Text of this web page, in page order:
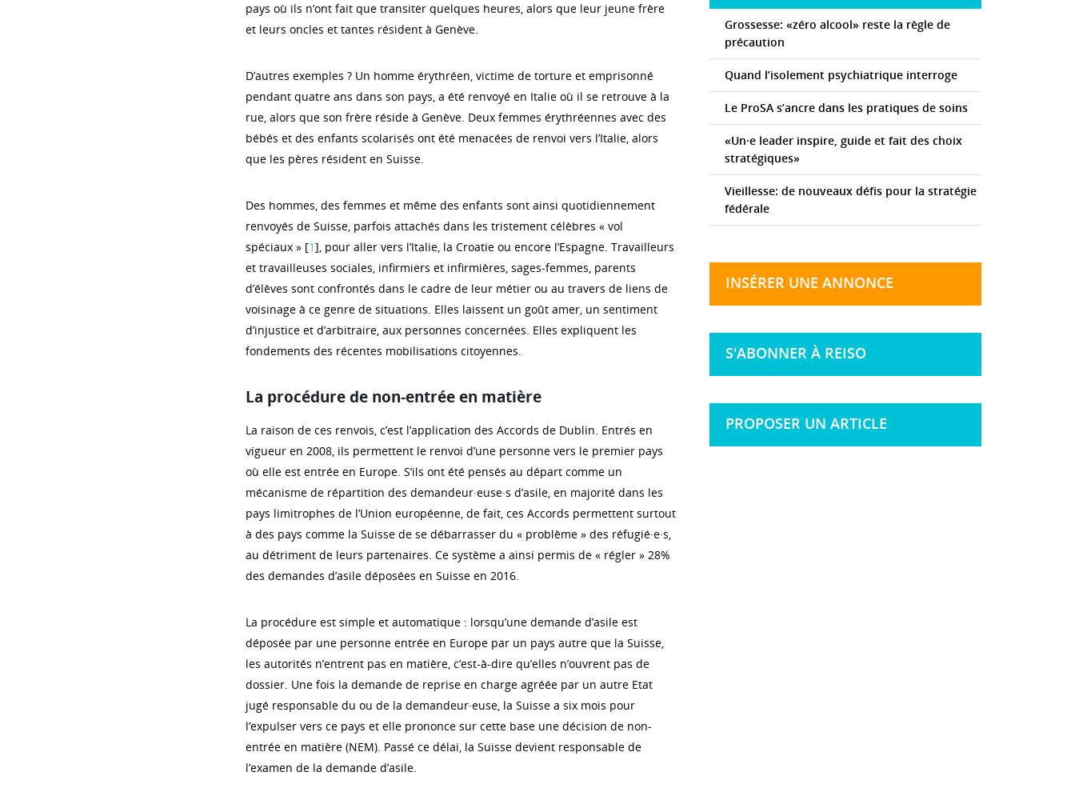
pays où ils n’ont fait que transiter quelques heures, alors que leur jeune frère
et leurs oncles et tantes résident à Genève.
D’autres exemples ? Un homme érythréen, victime de torture et emprisonné
pendant quatre ans dans son pays, a été renvoyé en Italie où il se retrouve à la
rue, alors que son frère réside à Genève. Deux femmes érythréennes avec des
bébés et des enfants scolarisés ont été menacées de renvoi vers l’Italie, alors
que les pères résident en Suisse.
Des hommes, des femmes et même des enfants sont ainsi quotidiennement
renvoyés de Suisse, parfois attachés dans les tristement célèbres « vol
spéciaux » [1], pour aller vers l’Italie, la Croatie ou encore l’Espagne. Travailleurs
et travailleuses sociales, infirmiers et infirmières, sages-femmes, parents
d’élèves sont confrontés dans le cadre de leur métier ou au travers de liens de
voisinage à ce genre de situations. Elles laissent un goût amer, un sentiment
d’injustice et d’arbitraire, aux personnes concernées. Elles expliquent les
fondements des récentes mobilisations citoyennes.
La procédure de non-entrée en matière
La raison de ces renvois, c’est l’application des Accords de Dublin. Entrés en
vigueur en 2008, ils permettent le renvoi d’une personne vers le premier pays
où elle est entrée en Europe. S’ils ont été pensés au départ comme un
mécanisme de répartition des demandeur·euse·s d’asile, en majorité dans les
pays limitrophes de l’Union européenne, de fait, ces Accords permettent surtout
à des pays comme la Suisse de se débarrasser du « problème » des réfugié·e·s,
au détriment de leurs partenaires. Ce système a ainsi permis de « régler » 28%
des demandes d’asile déposées en Suisse en 2016.
La procédure est simple et automatique : lorsqu’une demande d’asile est
déposée par une personne entrée en Europe par un pays autre que la Suisse,
les autorités n’entrent pas en matière, c’est-à-dire qu’elles n’ouvrent pas de
dossier. Une fois la demande de reprise en charge agréée par un autre Etat
jugé responsable du ou de la demandeur·euse, la Suisse a six mois pour
l’expulser vers ce pays et elle prononce sur cette base une décision de non-
entrée en matière (NEM). Passé ce délai, la Suisse devient responsable de
l’examen de la demande d’asile.
Grossesse: «zéro alcool» reste la règle de
précaution
Quand l’isolement psychiatrique interroge
Le ProSA s’ancre dans les pratiques de soins
«Un·e leader inspire, guide et fait des choix
stratégiques»
Vieillesse: de nouveaux défis pour la stratégie
fédérale
INSÉRER UNE ANNONCE
S'ABONNER À REISO
PROPOSER UN ARTICLE